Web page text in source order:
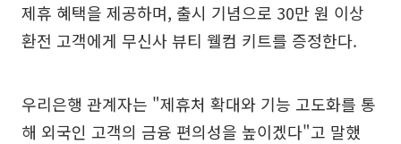
제휴 혜택을 제공하며, 출시 기념으로 30만 원 이상
환전 고객에게 무신사 뷰티 웰컴 키트를 증정한다.
우리은행 관계자는 "제휴처 확대와 기능 고도화를 통
해 외국인 고객의 금융 편의성을 높이겠다"고 말했